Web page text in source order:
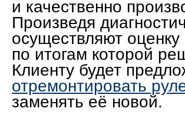
и качественно
Произведя
осуществляют
по итогам которой
Клиенту будет
отремонтировать
заменять её новой.